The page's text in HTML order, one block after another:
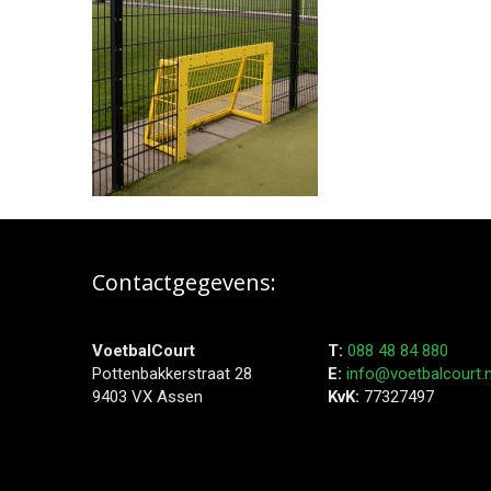
Contactgegevens:
VoetbalCourt
Pottenbakkerstraat 28
9403 VX Assen
T: 088 48 84 880
E:
KvK: 77327497